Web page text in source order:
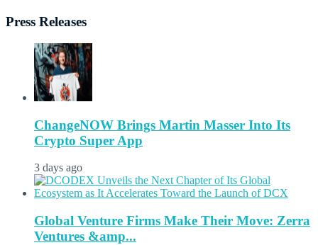
Press Releases
ChangeNOW Brings Martin Masser Into Its
Crypto Super App
3 days ago
Global Venture Firms Make Their Move: Zerra
Ventures &amp...